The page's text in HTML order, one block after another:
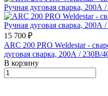
15 700 ₽
ARC 200 PRO Weldestar -
дуговая сварка, 200А / 230В/
В корзину